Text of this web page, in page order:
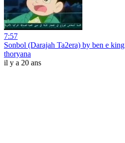
7:57
Sonbol (Darajah Ta2era) by ben e king
thoryana
il y a 20 ans